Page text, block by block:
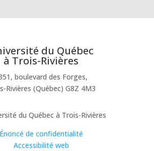
du Québec
à Trois-Rivières
boulevard des Forges,
Rivières (Québec) G8Z 4M3
du Québec à Trois-Rivières
Énoncé de confidentialité
Accessibilité web